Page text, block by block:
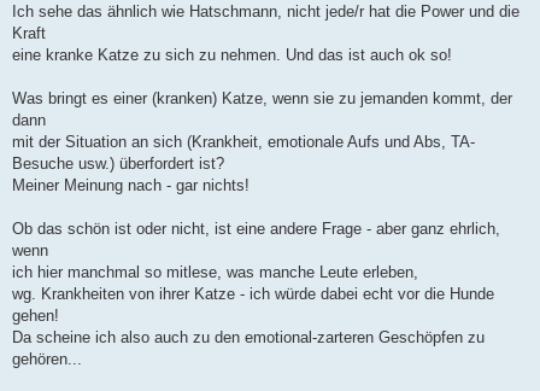
Ich sehe das ähnlich wie Hatschmann, nicht jede/r hat die Power und die
Kraft
eine kranke Katze zu sich zu nehmen. Und das ist auch ok so!
Was bringt es einer (kranken) Katze, wenn sie zu jemanden kommt, der
dann
mit der Situation an sich (Krankheit, emotionale Aufs und Abs, TA-
Besuche usw.) überfordert ist?
Meiner Meinung nach - gar nichts!
Ob das schön ist oder nicht, ist eine andere Frage - aber ganz ehrlich,
wenn
ich hier manchmal so mitlese, was manche Leute erleben,
wg. Krankheiten von ihrer Katze - ich würde dabei echt vor die Hunde
gehen!
Da scheine ich also auch zu den emotional-zarteren Geschöpfen zu
gehören...